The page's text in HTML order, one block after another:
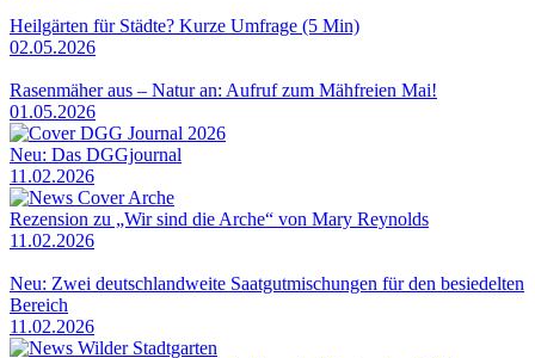
Heilgärten für Städte? Kurze Umfrage (5 Min)
02.05.2026
Rasenmäher aus – Natur an: Aufruf zum Mähfreien Mai!
01.05.2026
Neu: Das DGGjournal
11.02.2026
Rezension zu „Wir sind die Arche“ von Mary Reynolds
11.02.2026
Neu: Zwei deutschlandweite Saatgutmischungen für den besiedelten
Bereich
11.02.2026